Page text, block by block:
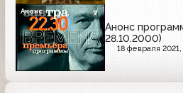
Анонс
28.10.2000)
18 февраля 2021,
Анонс